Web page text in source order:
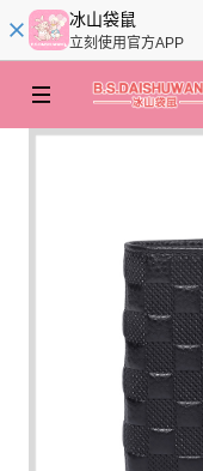
冰山袋鼠
立刻使用官方APP